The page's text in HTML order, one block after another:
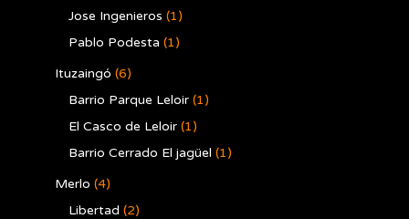
Jose Ingenieros (1)
Pablo Podesta (1)
Ituzaingó (6)
Barrio Parque Leloir (1)
El Casco de Leloir (1)
Barrio Cerrado El jagüel (1)
Merlo (4)
Libertad (2)